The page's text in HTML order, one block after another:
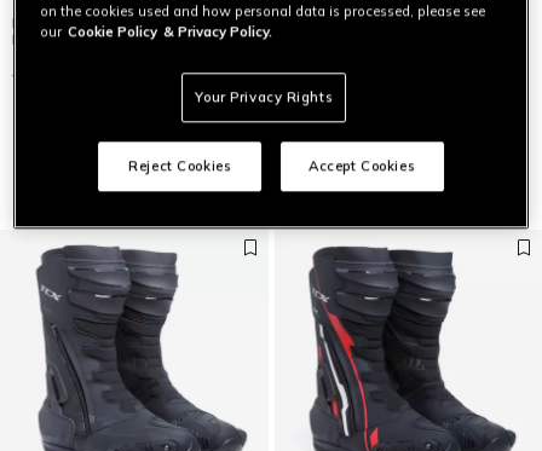
INFINITY 3 GTX STIVALI MOTO
IMPERMEABILI UOMO - NERO
CHF 449 -40%
SPORT MASTER GORE-TEX® -
STIVALI MOTO IMPERMEABILI
UOMO
CHF 389CHF 194,50
on the cookies used and how personal data is processed, please see
our Cookie Policy & Privacy Policy.
Your Privacy Rights
Reject Cookies Accept Cookies